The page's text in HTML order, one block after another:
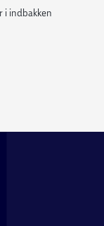
i indbakken